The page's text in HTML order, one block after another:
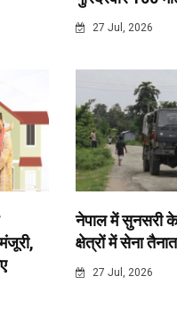
27 Jul, 2026
नेपाल में सुनसरी के
क्षेत्रों में सेना तैनात
27 Jul, 2026